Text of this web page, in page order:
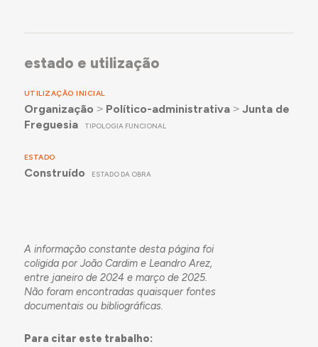
estado e utilização
UTILIZAÇÃO INICIAL
Organização ˃ Político-administrativa˃ Junta de
Freguesia
TIPOLOGIA FUNCIONAL
ESTADO
Construído ESTADO DA OBRA
A informação constante desta página foi
coligida por João Cardim e Leandro Arez,
entre janeiro de 2024 e março de 2025.
Não foram encontradas quaisquer fontes
documentais ou bibliográficas.
Para citar este trabalho: